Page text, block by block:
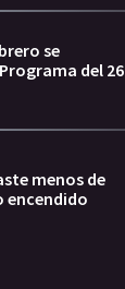
se
del 26
menos de
encendido